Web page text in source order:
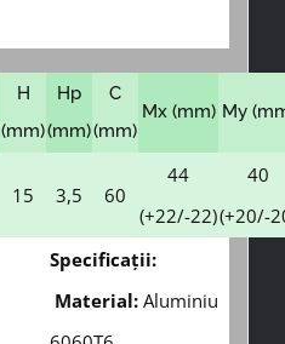
H
(mm)
Hp
(mm)
C
(mm)
Mx (mm) My
15 3,5 60
44
(+22/-22)
40
(+20/-
Specificații:
Material: Aluminiu